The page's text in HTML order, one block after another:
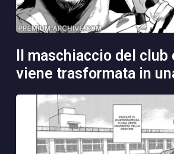
viene trasformata in